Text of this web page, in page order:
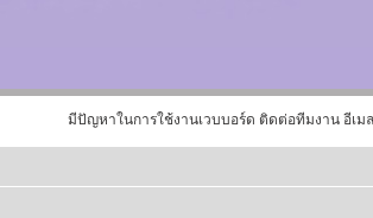
มีปัญหาในการใช้งานเวบบอร์ด ติดต่อทีมงาน อีเม